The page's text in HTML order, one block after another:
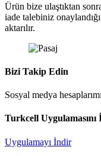
Ürün bize ulaştıktan
iade talebiniz
aktarılır.
Bizi Takip Edin
Sosyal medya
Turkcell
Uygulamayı İndir